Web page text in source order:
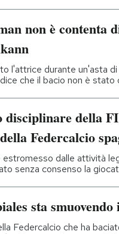
non è contenta
l'attrice durante un'asta
che il bacio non è stato
della
Federcalcio
estromesso dalle attività
senza consenso la
sta
Federcalcio che ha